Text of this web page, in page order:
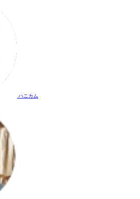
ハニカム